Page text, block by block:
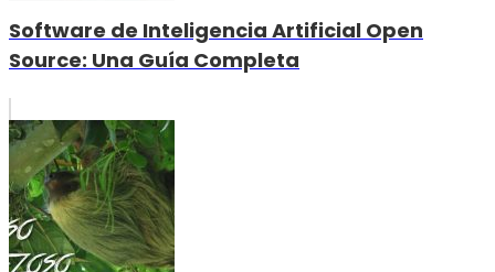
Software de Inteligencia Artificial Open
Source: Una Guía Completa